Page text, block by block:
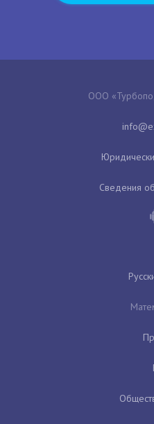
ООО
Сведения